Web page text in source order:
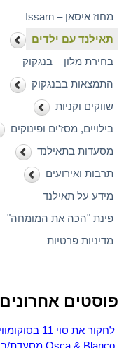
מחוז איסאן – Issarn
תאילנד עם ילדים
בחירת מלון – בנגקוק
התמצאות בבנגקוק
שווקים וקניות
בילויים, מסז'ים ופינוקים
מסעדות בתאילנד
תרבות ואירועים
מידע על תאילנד
פינת "הכה את המומחה"
מדיניות פרטיות
פוסטים אחרונים
לחקור את סוי 11 בסוקומוויט: מרכז חיי הלילה של בנגקוק